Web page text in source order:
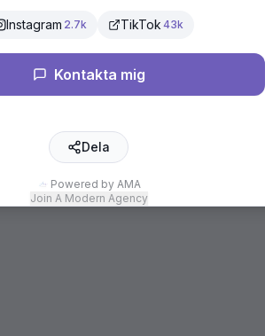
Instagram 2.7k TikTok 43k
Kontakta mig
Dela
Powered by AMA
Join A Modern Agency